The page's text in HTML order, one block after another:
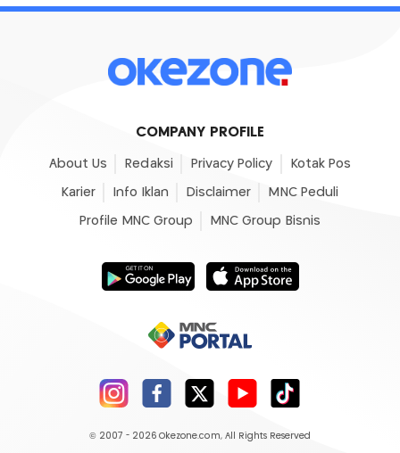
COMPANY PROFILE
About Us Redaksi Privacy Policy Kotak Pos
Karier Info Iklan Disclaimer MNC Peduli
Profile MNC Group MNC Group Bisnis
© 2007 - 2026 Okezone.com, All Rights Reserved